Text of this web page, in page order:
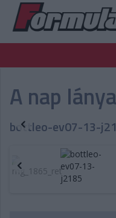
FORMULA
NEMZETKÖZI
RETRO
DIGITÁLIS MAGAZIN
VERSENYNAPTÁRAK
A nap lánya
bottleo-ev07-13-